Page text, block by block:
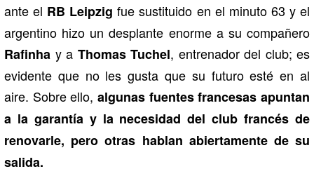
ante el RB Leipzig fue sustituido en el minuto 63 y el
argentino hizo un desplante enorme a su compañero
Rafinha y a Thomas Tuchel, entrenador del club; es
evidente que no les gusta que su futuro esté en al
aire. Sobre ello, algunas fuentes francesas apuntan
a la garantía y la necesidad del club francés de
renovarle, pero otras hablan abiertamente de su
salida.